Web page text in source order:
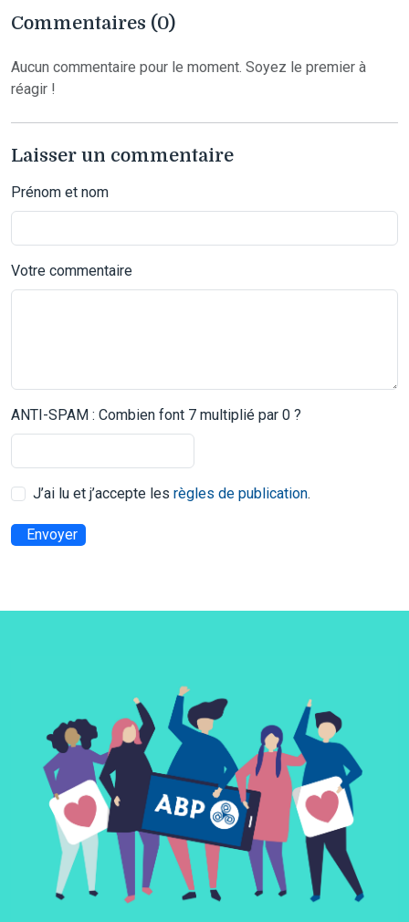
Commentaires (0)
Aucun commentaire pour le moment. Soyez le premier à
réagir !
Laisser un commentaire
Prénom et nom
Votre commentaire
ANTI-SPAM : Combien font 7 multiplié par 0 ?
J’ai lu et j’accepte les règles de publication.
Envoyer